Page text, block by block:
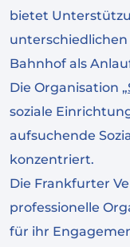
bietet
unterschiedlichen
Bahnhof als
Die Organisation
soziale
aufsuchende
konzentriert.
Die Frankfurter
professionelle
für ihr